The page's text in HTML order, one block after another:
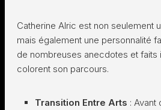
Catherine Alric est non seulement
mais également une personnalité
de nombreuses anecdotes et faits
colorent son parcours.
Transition Entre Arts : Avant